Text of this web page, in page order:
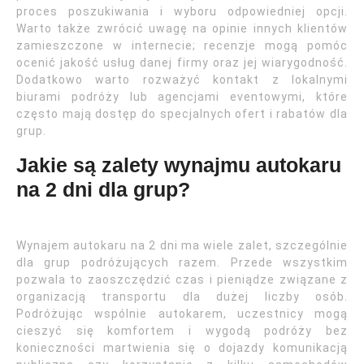
proces poszukiwania i wyboru odpowiedniej opcji.
Warto także zwrócić uwagę na opinie innych klientów
zamieszczone w internecie; recenzje mogą pomóc
ocenić jakość usług danej firmy oraz jej wiarygodność.
Dodatkowo warto rozważyć kontakt z lokalnymi
biurami podróży lub agencjami eventowymi, które
często mają dostęp do specjalnych ofert i rabatów dla
grup.
Jakie są zalety wynajmu autokaru
na 2 dni dla grup?
Wynajem autokaru na 2 dni ma wiele zalet, szczególnie
dla grup podróżujących razem. Przede wszystkim
pozwala to zaoszczędzić czas i pieniądze związane z
organizacją transportu dla dużej liczby osób.
Podróżując wspólnie autokarem, uczestnicy mogą
cieszyć się komfortem i wygodą podróży bez
konieczności martwienia się o dojazdy komunikacją